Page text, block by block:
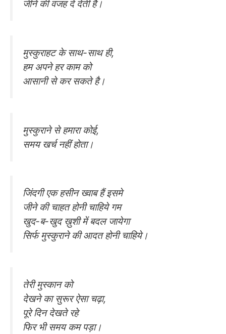
जीने की वजह दे देती है।
मुस्कुराहट के साथ-साथ ही,
हम अपने हर काम को
आसानी से कर सकते है।
मुस्कुराने से हमारा कोई,
समय खर्च नहीं होता।
जिंदगी एक हसीन ख्वाब हैं इसमे
जीने की चाहत होनी चाहिये गम
खुद-ब-खुद ख़ुशी में बदल जायेगा
सिर्फ मुस्कुराने की आदत होनी चाहिये।
तेरी मुस्कान को
देखने का सुरूर ऐसा चढ़ा,
पूरे दिन देखते रहे
फिर भी समय कम पड़ा।